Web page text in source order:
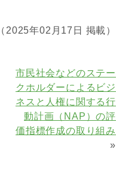
（2025年02月17日 掲載）
市民社会などのステー
クホルダーによるビジ
ネスと人権に関する行
動計画（NAP）の評
価指標作成の取り組み
»